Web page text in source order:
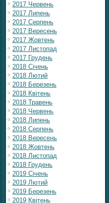
2017 Червень
2017 Липень
2017 Серпень
2017 Вересень
2017 Жовтень
2017 Листопад
2017 Грудень
2018 Січень
2018 Лютий
2018 Березень
2018 Квітень
2018 Травень
2018 Червень
2018 Липень
2018 Серпень
2018 Вересень
2018 Жовтень
2018 Листопад
2018 Грудень
2019 Січень
2019 Лютий
2019 Березень
2019 Квітень